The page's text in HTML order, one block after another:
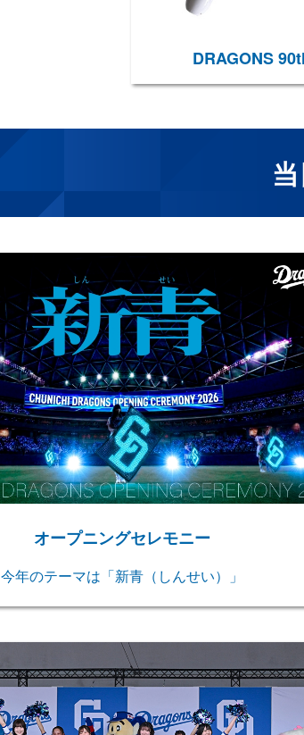
DRAGONS
オープニングセレモニー
今年のテーマは「新青（しんせい）」